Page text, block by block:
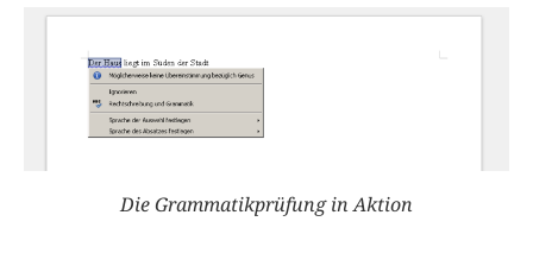
Die Grammatikprüfung in Aktion